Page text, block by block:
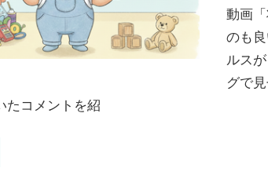
動画
のも
ルス
グで
たコメントを紹